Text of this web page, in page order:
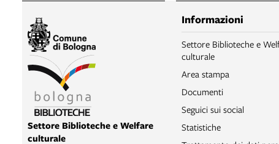
Settore Biblioteche e Welfare
culturale
Informazioni
Settore Biblioteche e
culturale
Area stampa
Documenti
Seguici sui social
Statistiche